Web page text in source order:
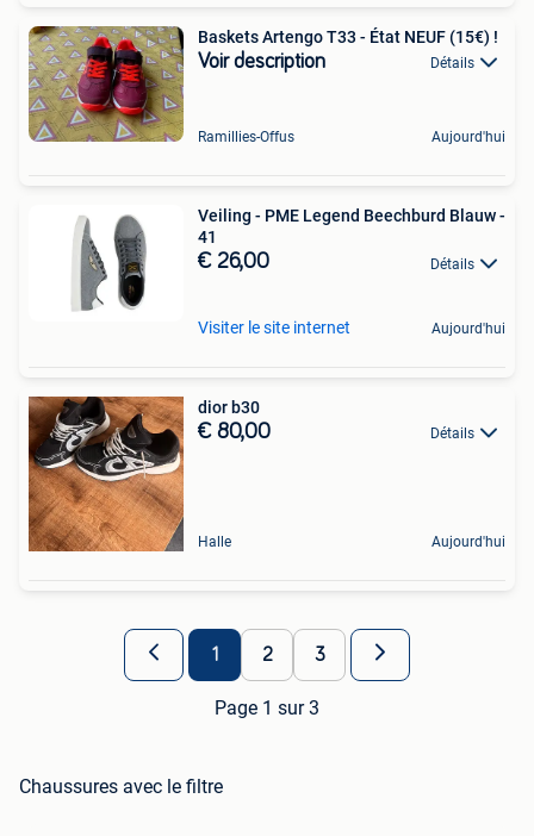
Baskets Artengo T33 - État NEUF (15€) !
Voir description Détails
Ramillies-Offus Aujourd'hui
Veiling - PME Legend Beechburd Blauw -
41
€ 26,00 Détails
Visiter le site internet Aujourd'hui
dior b30
€ 80,00 Détails
Halle Aujourd'hui
1 2 3
Page 1 sur 3
Chaussures avec le filtre